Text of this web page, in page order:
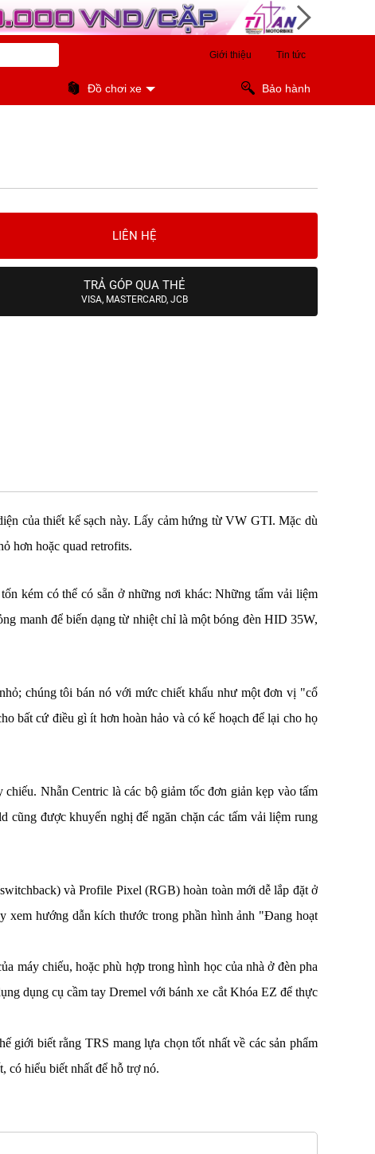
Giới thiệu Tin tức
Đồ chơi xe Bảo hành
LIÊN HỆ
TRẢ GÓP QUA THẺ
VISA, MASTERCARD, JCB
của thiết kế sạch này. Lấy cảm hứng từ VW GTI. Mặc dù
hơn hoặc quad retrofits.
kém có thể có sẵn ở những nơi khác: Những tấm vải liệm
manh để biến dạng từ nhiệt chỉ là một bóng đèn HID 35W,
chúng tôi bán nó với mức chiết khấu như một đơn vị "cổ
bất cứ điều gì ít hơn hoàn hảo và có kế hoạch để lại cho họ
Nhẫn Centric là các bộ giảm tốc đơn giản kẹp vào tấm
được khuyến nghị để ngăn chặn các tấm vải liệm rung
và Profile Pixel (RGB) hoàn toàn mới dễ lắp đặt ở
xem hướng dẫn kích thước trong phần hình ảnh "Đang hoạt
máy chiếu, hoặc phù hợp trong hình học của nhà ở đèn pha
dụng cụ cầm tay Dremel với bánh xe cắt Khóa EZ để thực
giới biết rằng TRS mang lựa chọn tốt nhất về các sản phẩm
có hiểu biết nhất để hỗ trợ nó.